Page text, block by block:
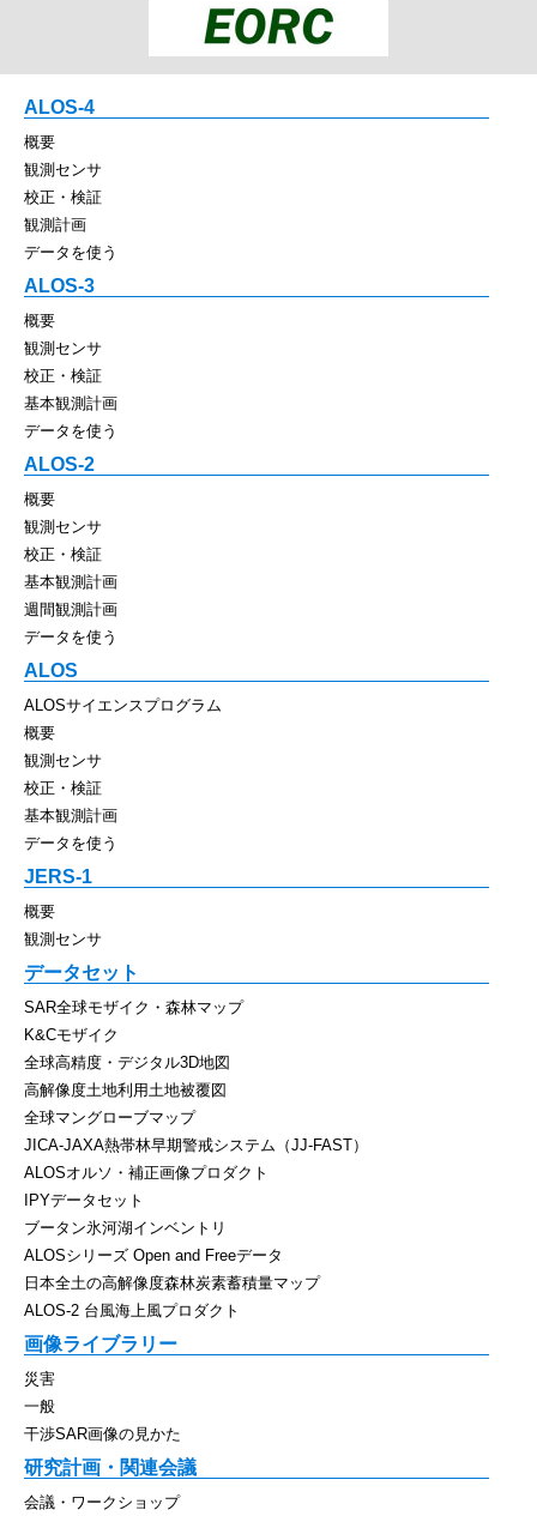
ALOS-4
概要
観測センサ
校正・検証
観測計画
データを使う
ALOS-3
概要
観測センサ
校正・検証
基本観測計画
データを使う
ALOS-2
概要
観測センサ
校正・検証
基本観測計画
週間観測計画
データを使う
ALOS
ALOSサイエンスプログラム
概要
観測センサ
校正・検証
基本観測計画
データを使う
JERS-1
概要
観測センサ
データセット
SAR全球モザイク・森林マップ
K&Cモザイク
全球高精度・デジタル3D地図
高解像度土地利用土地被覆図
全球マングローブマップ
JICA-JAXA熱帯林早期警戒システム（JJ-FAST）
ALOSオルソ・補正画像プロダクト
IPYデータセット
ブータン氷河湖インベントリ
ALOSシリーズ Open and Freeデータ
日本全土の高解像度森林炭素蓄積量マップ
ALOS-2 台風海上風プロダクト
画像ライブラリー
災害
一般
干渉SAR画像の見かた
研究計画・関連会議
会議・ワークショップ